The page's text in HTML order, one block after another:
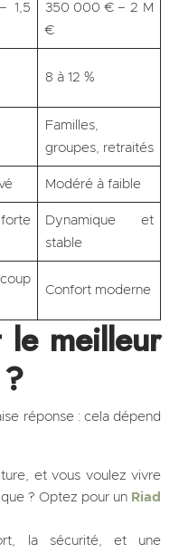
1,5
350 000 € – 2 M
€
8 à 12 %
Familles,
groupes, retraités
Modéré à faible
Dynamique et
stable
Confort moderne
meilleur
réponse : cela dépend
et vous voulez vivre
? Optez pour un Riad
la sécurité, et une